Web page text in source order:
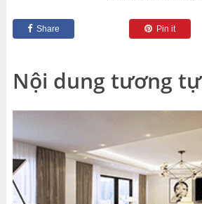
Share Pin it
Nội dung tương tự